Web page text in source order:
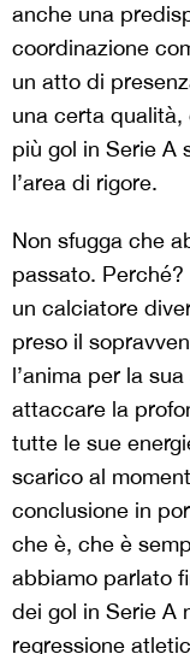
anche una
coordinazione
un atto di
una certa
più gol in Serie A
l’area di rigore.
Non sfugga che
passato.
un calciatore
preso il
l’anima per la
attaccare la
tutte le sue
scarico al
conclusione in
che è, che è
abbiamo parlato
dei gol in Serie A
regressione